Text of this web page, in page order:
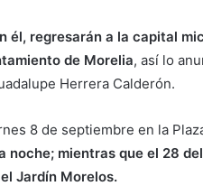
él, regresarán a la capital
de Morelia, así lo
Herrera Calderón.
8 de septiembre en la
noche; mientras que el 28
Jardín Morelos.